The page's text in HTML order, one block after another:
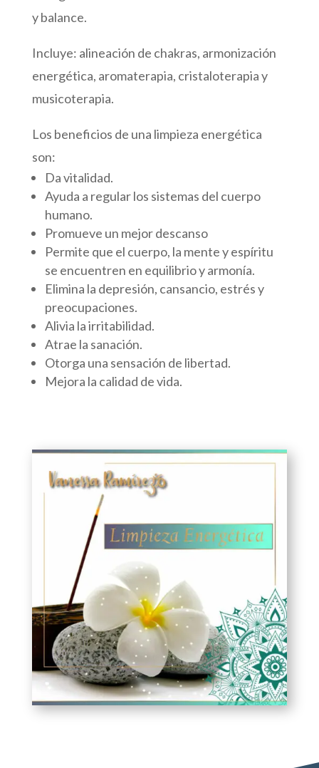
y balance.
Incluye: alineación de chakras, armonización
energética, aromaterapia, cristaloterapia y
musicoterapia.
Los beneficios de una limpieza energética
son:
Da vitalidad.
Ayuda a regular los sistemas del cuerpo
humano.
Promueve un mejor descanso
Permite que el cuerpo, la mente y espíritu
se encuentren en equilibrio y armonía.
Elimina la depresión, cansancio, estrés y
preocupaciones.
Alivia la irritabilidad.
Atrae la sanación.
Otorga una sensación de libertad.
Mejora la calidad de vida.